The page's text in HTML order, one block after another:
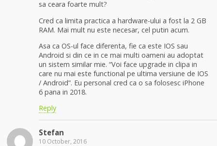
sa ceara foarte mult?
Cred ca limita practica a hardware-ului a fost la 2 GB
RAM. Mai mult nu este necesar, cel putin acum.
Asa ca OS-ul face diferenta, fie ca este IOS sau
Android si din ce in ce mai multi oameni au adoptat
un sistem similar mie. “Voi face upgrade in clipa in
care nu mai este functional pe ultima versiune de IOS
/ Android”. Eu personal cred ca o sa folosesc iPhone
6 pana in 2018.
Reply
Stefan
10 October, 2016